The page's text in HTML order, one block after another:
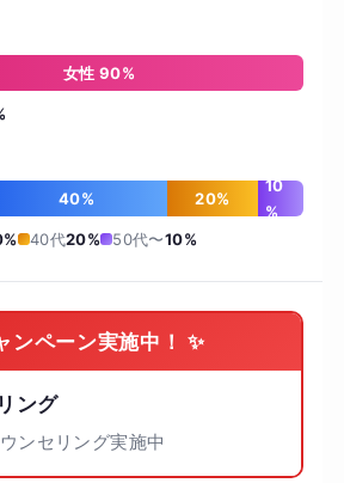
女性 90%
40% 20%
10
%
40代20% 50代〜10%
ンペーン実施中！ ✨
ング
ンセリング実施中